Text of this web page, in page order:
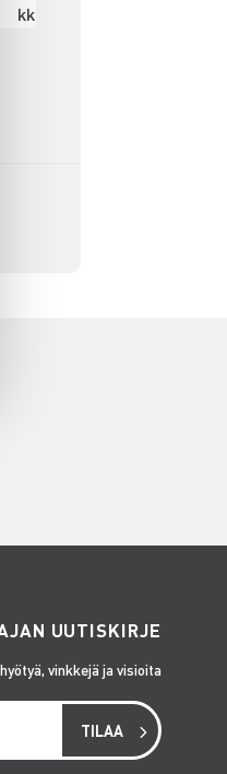
kk
UUTISKIRJE
vinkkejä ja visioita